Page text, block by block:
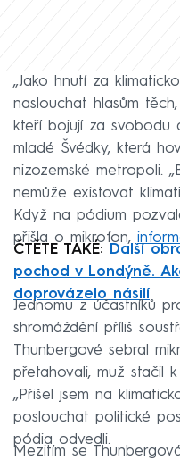
„Jako hnutí za
naslouchat hlasům
kteří bojují za svobodu
mladé Švédky, která
nizozemské metropoli.
nemůže existovat
Když na pódium
přišla o mikrofon,
ČTĚTE TAKÉ:
Další
pochod v Londýně.
doprovázelo násilí
Jednomu z účastníků
shromáždění příliš
Thunbergové sebral
přetahovali, muž stačil
„Přišel jsem na
poslouchat politické
pódia odvedli.
Mezitím se